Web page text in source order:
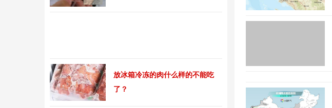
放冰箱冷冻的肉什么样的不能吃
了？